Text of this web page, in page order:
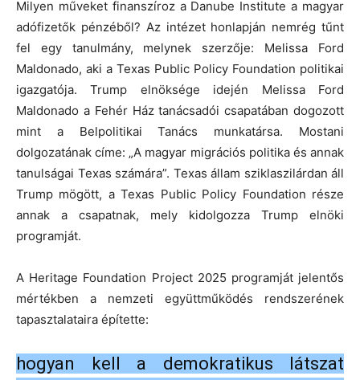
Milyen műveket finanszíroz a Danube Institute a magyar
adófizetők pénzéből? Az intézet honlapján nemrég tűnt
fel egy tanulmány, melynek szerzője: Melissa Ford
Maldonado, aki a Texas Public Policy Foundation politikai
igazgatója. Trump elnöksége idején Melissa Ford
Maldonado a Fehér Ház tanácsadói csapatában dogozott
mint a Belpolitikai Tanács munkatársa. Mostani
dolgozatának címe: „A magyar migrációs politika és annak
tanulságai Texas számára”. Texas állam sziklaszilárdan áll
Trump mögött, a Texas Public Policy Foundation része
annak a csapatnak, mely kidolgozza Trump elnöki
programját.
A Heritage Foundation Project 2025 programját jelentős
mértékben a nemzeti együttműködés rendszerének
tapasztalataira építette:
hogyan kell a demokratikus látszat